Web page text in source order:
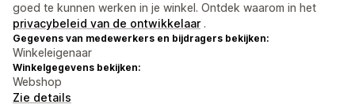
goed te kunnen werken in je winkel. Ontdek waarom in het
privacybeleid van de ontwikkelaar .
Gegevens van medewerkers en bijdragers bekijken:
Winkeleigenaar
Winkelgegevens bekijken:
Webshop
Zie details